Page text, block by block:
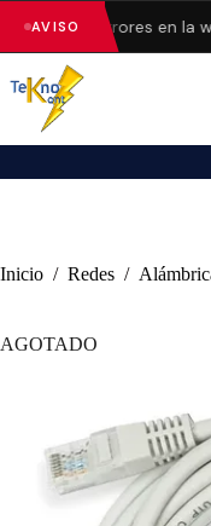
AVISO errores en la
Inicio / Redes /
AGOTADO